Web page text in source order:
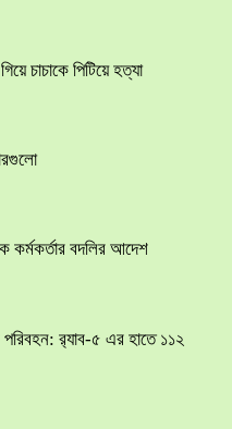
চাচাকে পিটিয়ে হত্যা
কর্মকর্তার বদলির আদেশ
পরিবহন: র‍্যাব-৫ এর হাতে ১১২